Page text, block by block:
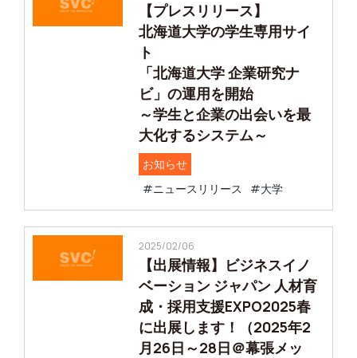
【プレスリリース】
北海道大学の学生専用サイ
ト
「北海道大学 企業研究ナ
ビ」の運用を開始
～学生と企業の出会いを最
大化するシステム～
お知らせ
#ニュースリリース
#大学
2025/02/06
【出展情報】ビジネスイノ
ベーション ジャパン 人材育
成・採用支援EXPO2025春
に出展します！（2025年2
月26日～28日＠幕張メッ